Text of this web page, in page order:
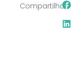
Compartilhar: